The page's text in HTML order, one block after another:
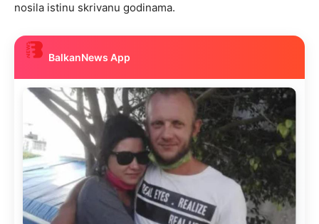
nosila istinu skrivanu godinama.
BalkanNews App